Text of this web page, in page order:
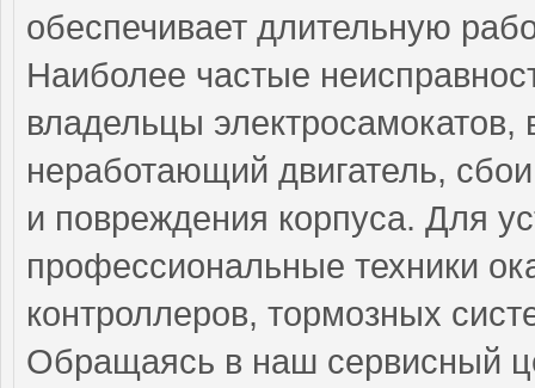
обеспечивает длительную
Наиболее частые
владельцы
неработающий двигатель,
и повреждения корпуса. Для
профессиональные техники
контроллеров, тормозных
Обращаясь в наш сервисный